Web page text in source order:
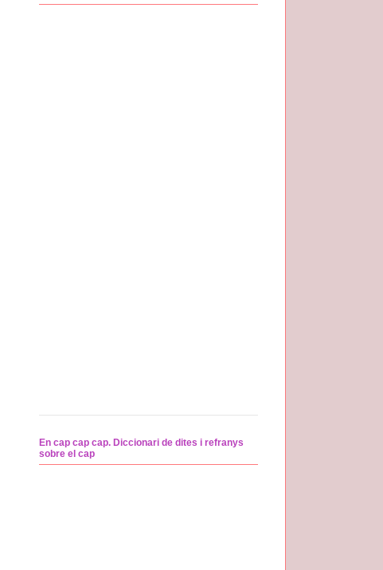
En cap cap cap. Diccionari de dites i refranys
sobre el cap